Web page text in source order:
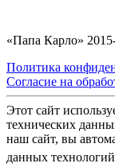
«Папа Карло»
Политика
Согласие на
Этот сайт
технических
наш сайт, вы
данных